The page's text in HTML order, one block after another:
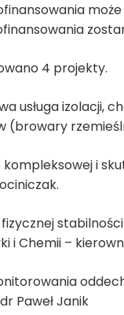
4 projekty.
usługa
i
i Chemii –
Paweł Janik